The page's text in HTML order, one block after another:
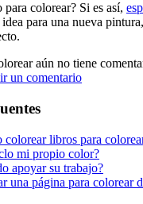
niños
para colorear? Si es así,
para una nueva
aún no tiene
un comentario
colorear libros para
mi propio color?
apoyar su trabajo?
una página para colorear